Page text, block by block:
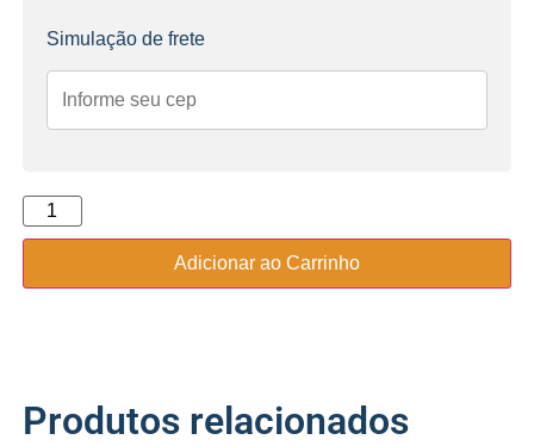
Simulação de frete
Adicionar ao Carrinho
Produtos relacionados